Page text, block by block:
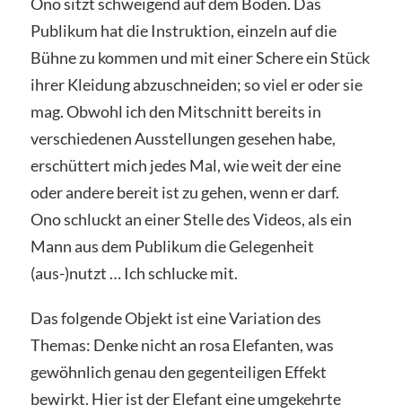
Publikum hat die Instruktion, einzeln auf die
Bühne zu kommen und mit einer Schere ein Stück
ihrer Kleidung abzuschneiden; so viel er oder sie
mag. Obwohl ich den Mitschnitt bereits in
verschiedenen Ausstellungen gesehen habe,
erschüttert mich jedes Mal, wie weit der eine
oder andere bereit ist zu gehen, wenn er darf.
Ono schluckt an einer Stelle des Videos, als ein
Mann aus dem Publikum die Gelegenheit
(aus-)nutzt … Ich schlucke mit.
Das folgende Objekt ist eine Variation des
Themas: Denke nicht an rosa Elefanten, was
gewöhnlich genau den gegenteiligen Effekt
bewirkt. Hier ist der Elefant eine umgekehrte